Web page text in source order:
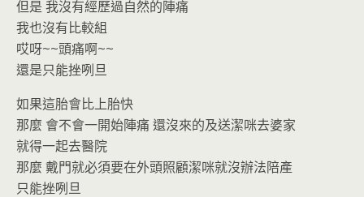
但是 我沒有經歷過自然的陣痛
我也沒有比較組
哎呀~~頭痛啊~~
還是只能挫咧旦
如果這胎會比上胎快
那麼 會不會一開始陣痛 還沒來的及送潔咪去婆家
就得一起去醫院
那麼 戴門就必須要在外頭照顧潔咪就沒辦法陪產
只能挫咧旦